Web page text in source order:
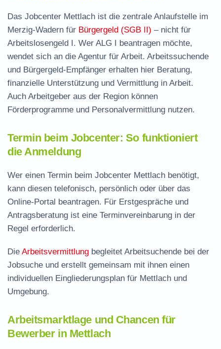
Das Jobcenter Mettlach ist die zentrale Anlaufstelle im
Merzig-Wadern für Bürgergeld (SGB II) – nicht für
Arbeitslosengeld I. Wer ALG I beantragen möchte,
wendet sich an die Agentur für Arbeit. Arbeitssuchende
und Bürgergeld-Empfänger erhalten hier Beratung,
finanzielle Unterstützung und Vermittlung in Arbeit.
Auch Arbeitgeber aus der Region können
Förderprogramme und Personalvermittlung nutzen.
Termin beim Jobcenter: So funktioniert
die Anmeldung
Wer einen Termin beim Jobcenter Mettlach benötigt,
kann diesen telefonisch, persönlich oder über das
Online-Portal beantragen. Für Erstgespräche und
Antragsberatung ist eine Terminvereinbarung in der
Regel erforderlich.
Die Arbeitsvermittlung begleitet Arbeitsuchende bei der
Jobsuche und erstellt gemeinsam mit ihnen einen
individuellen Eingliederungsplan für Mettlach und
Umgebung.
Arbeitsmarktlage und Chancen für
Bewerber in Mettlach